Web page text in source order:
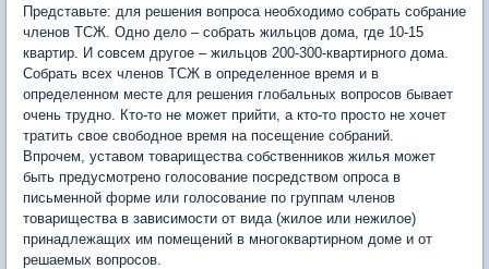
Представьте: для решения вопроса необходимо собрать собрание
членов ТСЖ. Одно дело – собрать жильцов дома, где 10-15
квартир. И совсем другое – жильцов 200-300-квартирного дома.
Собрать всех членов ТСЖ в определенное время и в
определенном месте для решения глобальных вопросов бывает
очень трудно. Кто-то не может прийти, а кто-то просто не хочет
тратить свое свободное время на посещение собраний.
Впрочем, уставом товарищества собственников жилья может
быть предусмотрено голосование посредством опроса в
письменной форме или голосование по группам членов
товарищества в зависимости от вида (жилое или нежилое)
принадлежащих им помещений в многоквартирном доме и от
решаемых вопросов.